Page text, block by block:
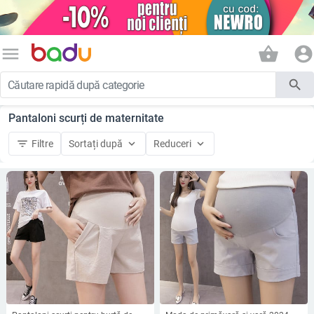
menu shopping_basket account_circle
search
Pantaloni scurți de maternitate
filter_list Filtre Sortați după keyboard_arrow_down Reduceri keyboard_arrow_down